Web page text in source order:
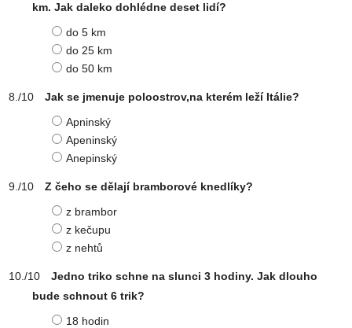
km. Jak daleko dohlédne deset lidí?
do 5 km
do 25 km
do 50 km
Jak se jmenuje poloostrov,na kterém leží Itálie?
Apninský
Apeninský
Anepinský
Z čeho se dělají bramborové knedlíky?
z brambor
z kečupu
z nehtů
Jedno triko schne na slunci 3 hodiny. Jak dlouho
bude schnout 6 trik?
18 hodin